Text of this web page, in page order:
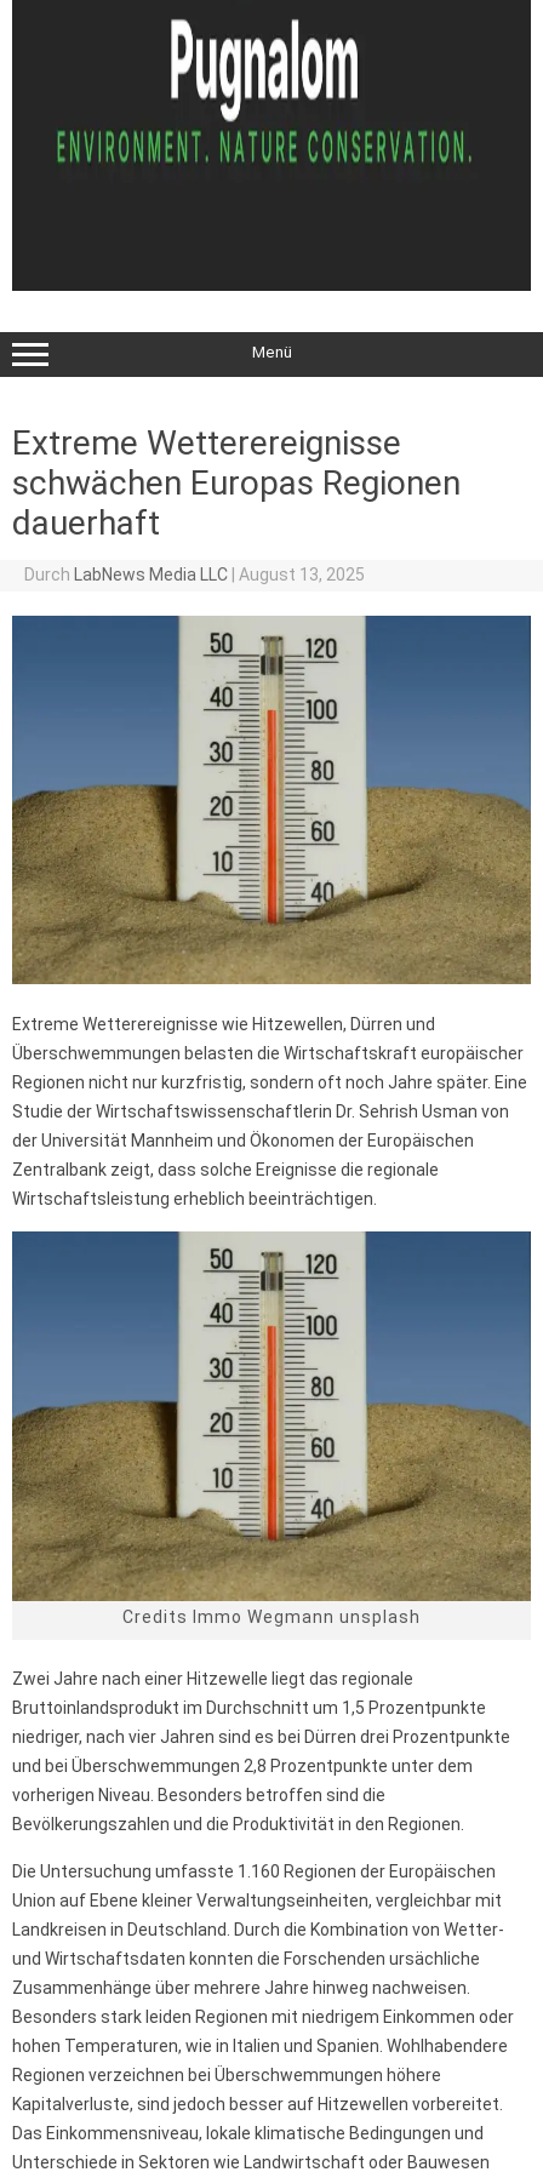
Menü
Extreme Wetterereignisse
schwächen Europas Regionen
dauerhaft
Durch LabNews Media LLC August 13, 2025
Extreme Wetterereignisse wie Hitzewellen, Dürren und
Überschwemmungen belasten die Wirtschaftskraft europäischer
Regionen nicht nur kurzfristig, sondern oft noch Jahre später. Eine
Studie der Wirtschaftswissenschaftlerin Dr. Sehrish Usman von
der Universität Mannheim und Ökonomen der Europäischen
Zentralbank zeigt, dass solche Ereignisse die regionale
Wirtschaftsleistung erheblich beeinträchtigen.
Credits Immo Wegmann unsplash
Zwei Jahre nach einer Hitzewelle liegt das regionale
Bruttoinlandsprodukt im Durchschnitt um 1,5 Prozentpunkte
niedriger, nach vier Jahren sind es bei Dürren drei Prozentpunkte
und bei Überschwemmungen 2,8 Prozentpunkte unter dem
vorherigen Niveau. Besonders betroffen sind die
Bevölkerungszahlen und die Produktivität in den Regionen.
Die Untersuchung umfasste 1.160 Regionen der Europäischen
Union auf Ebene kleiner Verwaltungseinheiten, vergleichbar mit
Landkreisen in Deutschland. Durch die Kombination von Wetter-
und Wirtschaftsdaten konnten die Forschenden ursächliche
Zusammenhänge über mehrere Jahre hinweg nachweisen.
Besonders stark leiden Regionen mit niedrigem Einkommen oder
hohen Temperaturen, wie in Italien und Spanien. Wohlhabendere
Regionen verzeichnen bei Überschwemmungen höhere
Kapitalverluste, sind jedoch besser auf Hitzewellen vorbereitet.
Das Einkommensniveau, lokale klimatische Bedingungen und
Unterschiede in Sektoren wie Landwirtschaft oder Bauwesen